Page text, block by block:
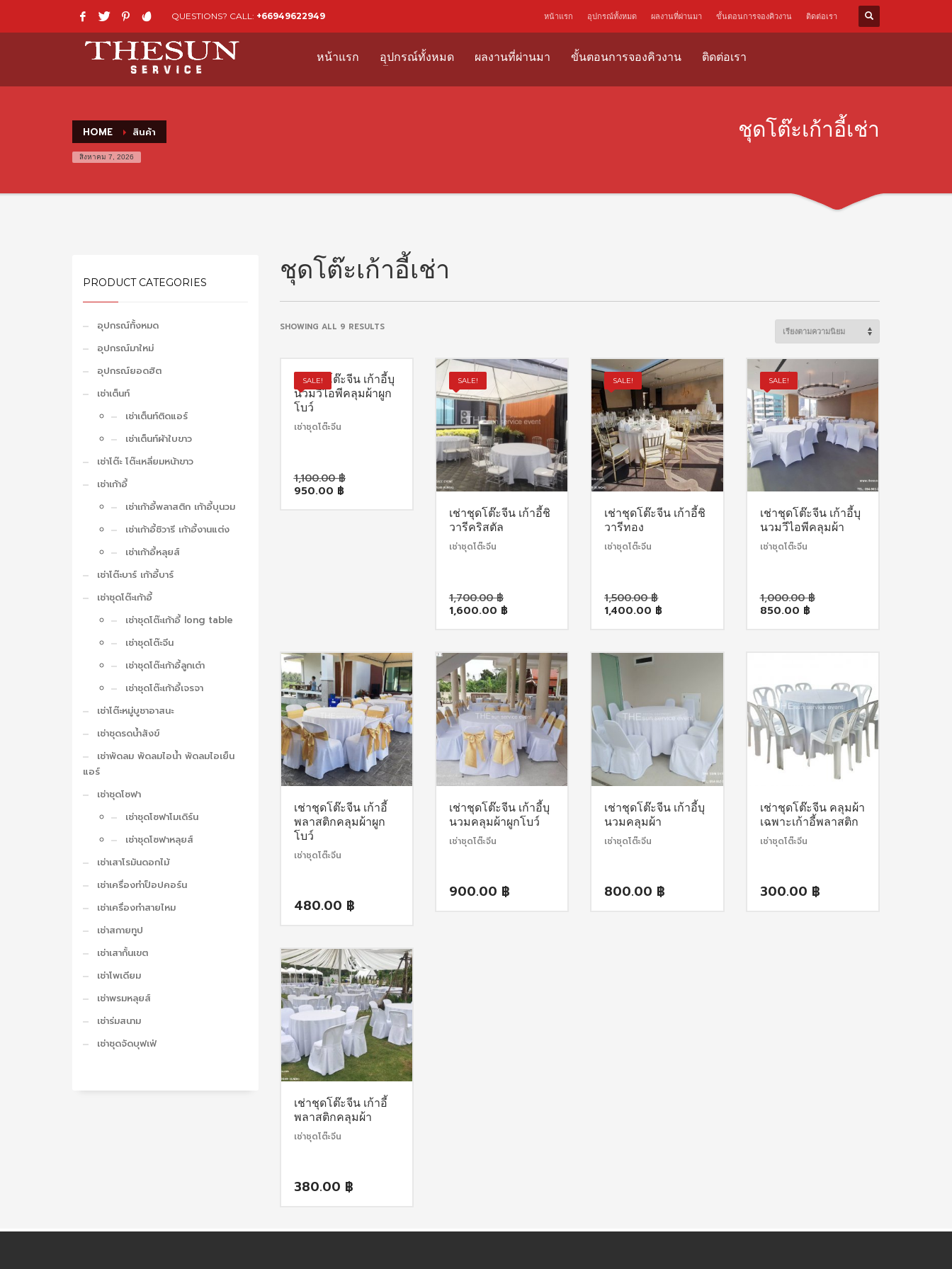
QUESTIONS? CALL: +66949622949 หน้าแรก อุปกรณ์ทั้งหมด ผลงานที่ผ่านมา ขั้นตอนการจองคิวงาน ติดต่อเรา
หน้าแรก อุปกรณ์ทั้งหมด ผลงานที่ผ่านมา ขั้นตอนการจองคิวงาน ติดต่อเรา
HOME สินค้า
สิงหาคม 7, 2026
ชุดโต๊ะเก้าอี้เช่า
ชุดโต๊ะเก้าอี้เช่า
SHOWING ALL 9 RESULTSSORTED
POPULARITY
SALE!
เช่าชุดโต๊ะจีน เก้าอี้บุ
นวมวีไอพีคลุมผ้าผูก
โบว์
เช่าชุดโต๊ะจีน
1,100.00฿
950.00 ฿Current
SALE!
เช่าชุดโต๊ะจีน เก้าอี้ชิ
วารีคริสตัล
เช่าชุดโต๊ะจีน
1,700.00฿
1,600.00 ฿Current
SALE!
เช่าชุดโต๊ะจีน เก้าอี้ชิ
วารีทอง
เช่าชุดโต๊ะจีน
1,500.00฿
1,400.00 ฿Current
SALE!
เช่าชุดโต๊ะจีน เก้าอี้บุ
นวมวีไอพีคลุมผ้า
เช่าชุดโต๊ะจีน
1,000.00฿
850.00 ฿Current
เช่าชุดโต๊ะจีน เก้าอี้
พลาสติกคลุมผ้าผูก
โบว์
เช่าชุดโต๊ะจีน
480.00 ฿
เช่าชุดโต๊ะจีน เก้าอี้บุ
นวมคลุมผ้าผูกโบว์
เช่าชุดโต๊ะจีน
900.00 ฿
เช่าชุดโต๊ะจีน เก้าอี้บุ
นวมคลุมผ้า
เช่าชุดโต๊ะจีน
800.00 ฿
เช่าชุดโต๊ะจีน คลุมผ้า
เฉพาะเก้าอี้พลาสติก
เช่าชุดโต๊ะจีน
300.00 ฿
เช่าชุดโต๊ะจีน เก้าอี้
พลาสติกคลุมผ้า
เช่าชุดโต๊ะจีน
380.00 ฿
PRODUCT CATEGORIES
อุปกรณ์ทั้งหมด
อุปกรณ์มาใหม่
อุปกรณ์ยอดฮิต
เช่าเต็นท์
เช่าเต็นท์ติดแอร์
เช่าเต็นท์ผ้าใบขาว
เช่าโต๊ะ โต๊ะเหลี่ยมหน้าขาว
เช่าเก้าอี้
เช่าเก้าอี้พลาสติก เก้าอี้บุนวม
เช่าเก้าอี้ชิวารี เก้าอี้งานแต่ง
เช่าเก้าอี้หลุยส์
เช่าโต๊ะบาร์ เก้าอี้บาร์
เช่าชุดโต๊ะเก้าอี้
เช่าชุดโต๊ะเก้าอี้ long table
เช่าชุดโต๊ะจีน
เช่าชุดโต๊ะเก้าอี้ลูกเต๋า
เช่าชุดโต๊ะเก้าอี้เจรจา
เช่าโต๊ะหมู่บูชาอาสนะ
เช่าชุดรดน้ำสังข์
เช่าพัดลม พัดลมไอน้ำ พัดลมไอเย็น
แอร์
เช่าชุดโซฟา
เช่าชุดโซฟาโมเดิร์น
เช่าชุดโซฟาหลุยส์
เช่าเสาโรมันดอกไม้
เช่าเครื่องทำป็อปคอร์น
เช่าเครื่องทำสายไหม
เช่าสกายทูป
เช่าเสากั้นเขต
เช่าโพเดียม
เช่าพรมหลุยส์
เช่าร่มสนาม
เช่าชุดจัดบุฟเฟ่